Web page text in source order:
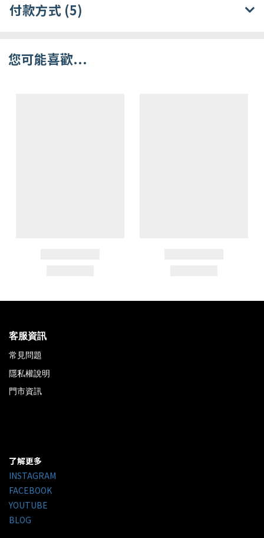
付款方式 (5)
您可能喜歡...
客服資訊
常見問題
隱私權說明
門市資訊
了解更多
INSTAGRAM
FACEBOOK
YOUTUBE
BLOG